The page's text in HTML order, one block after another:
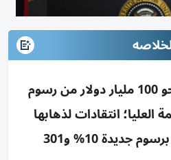
إدارة ترامب أعادت نحو 100 مليار دولار من رسوم
العليا؛ انتقادات لذهابها
10% و301